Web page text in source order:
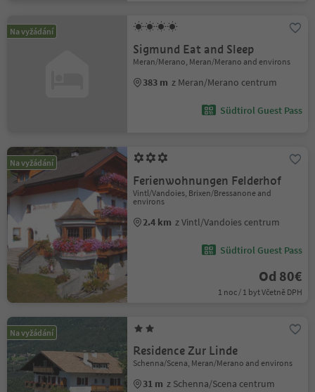
Na vyžádání
Sigmund Eat and Sleep
Meran/Merano, Meran/Merano and environs
383 m z Meran/Merano centrum
Südtirol Guest Pass
Na vyžádání
Ferienwohnungen Felderhof
Vintl/Vandoies, Brixen/Bressanone and
environs
2.4 km z Vintl/Vandoies centrum
Südtirol Guest Pass
Od 80€
1 noc / 1 byt Včetně DPH
Na vyžádání
Residence Zur Linde
Schenna/Scena, Meran/Merano and environs
31 m z Schenna/Scena centrum